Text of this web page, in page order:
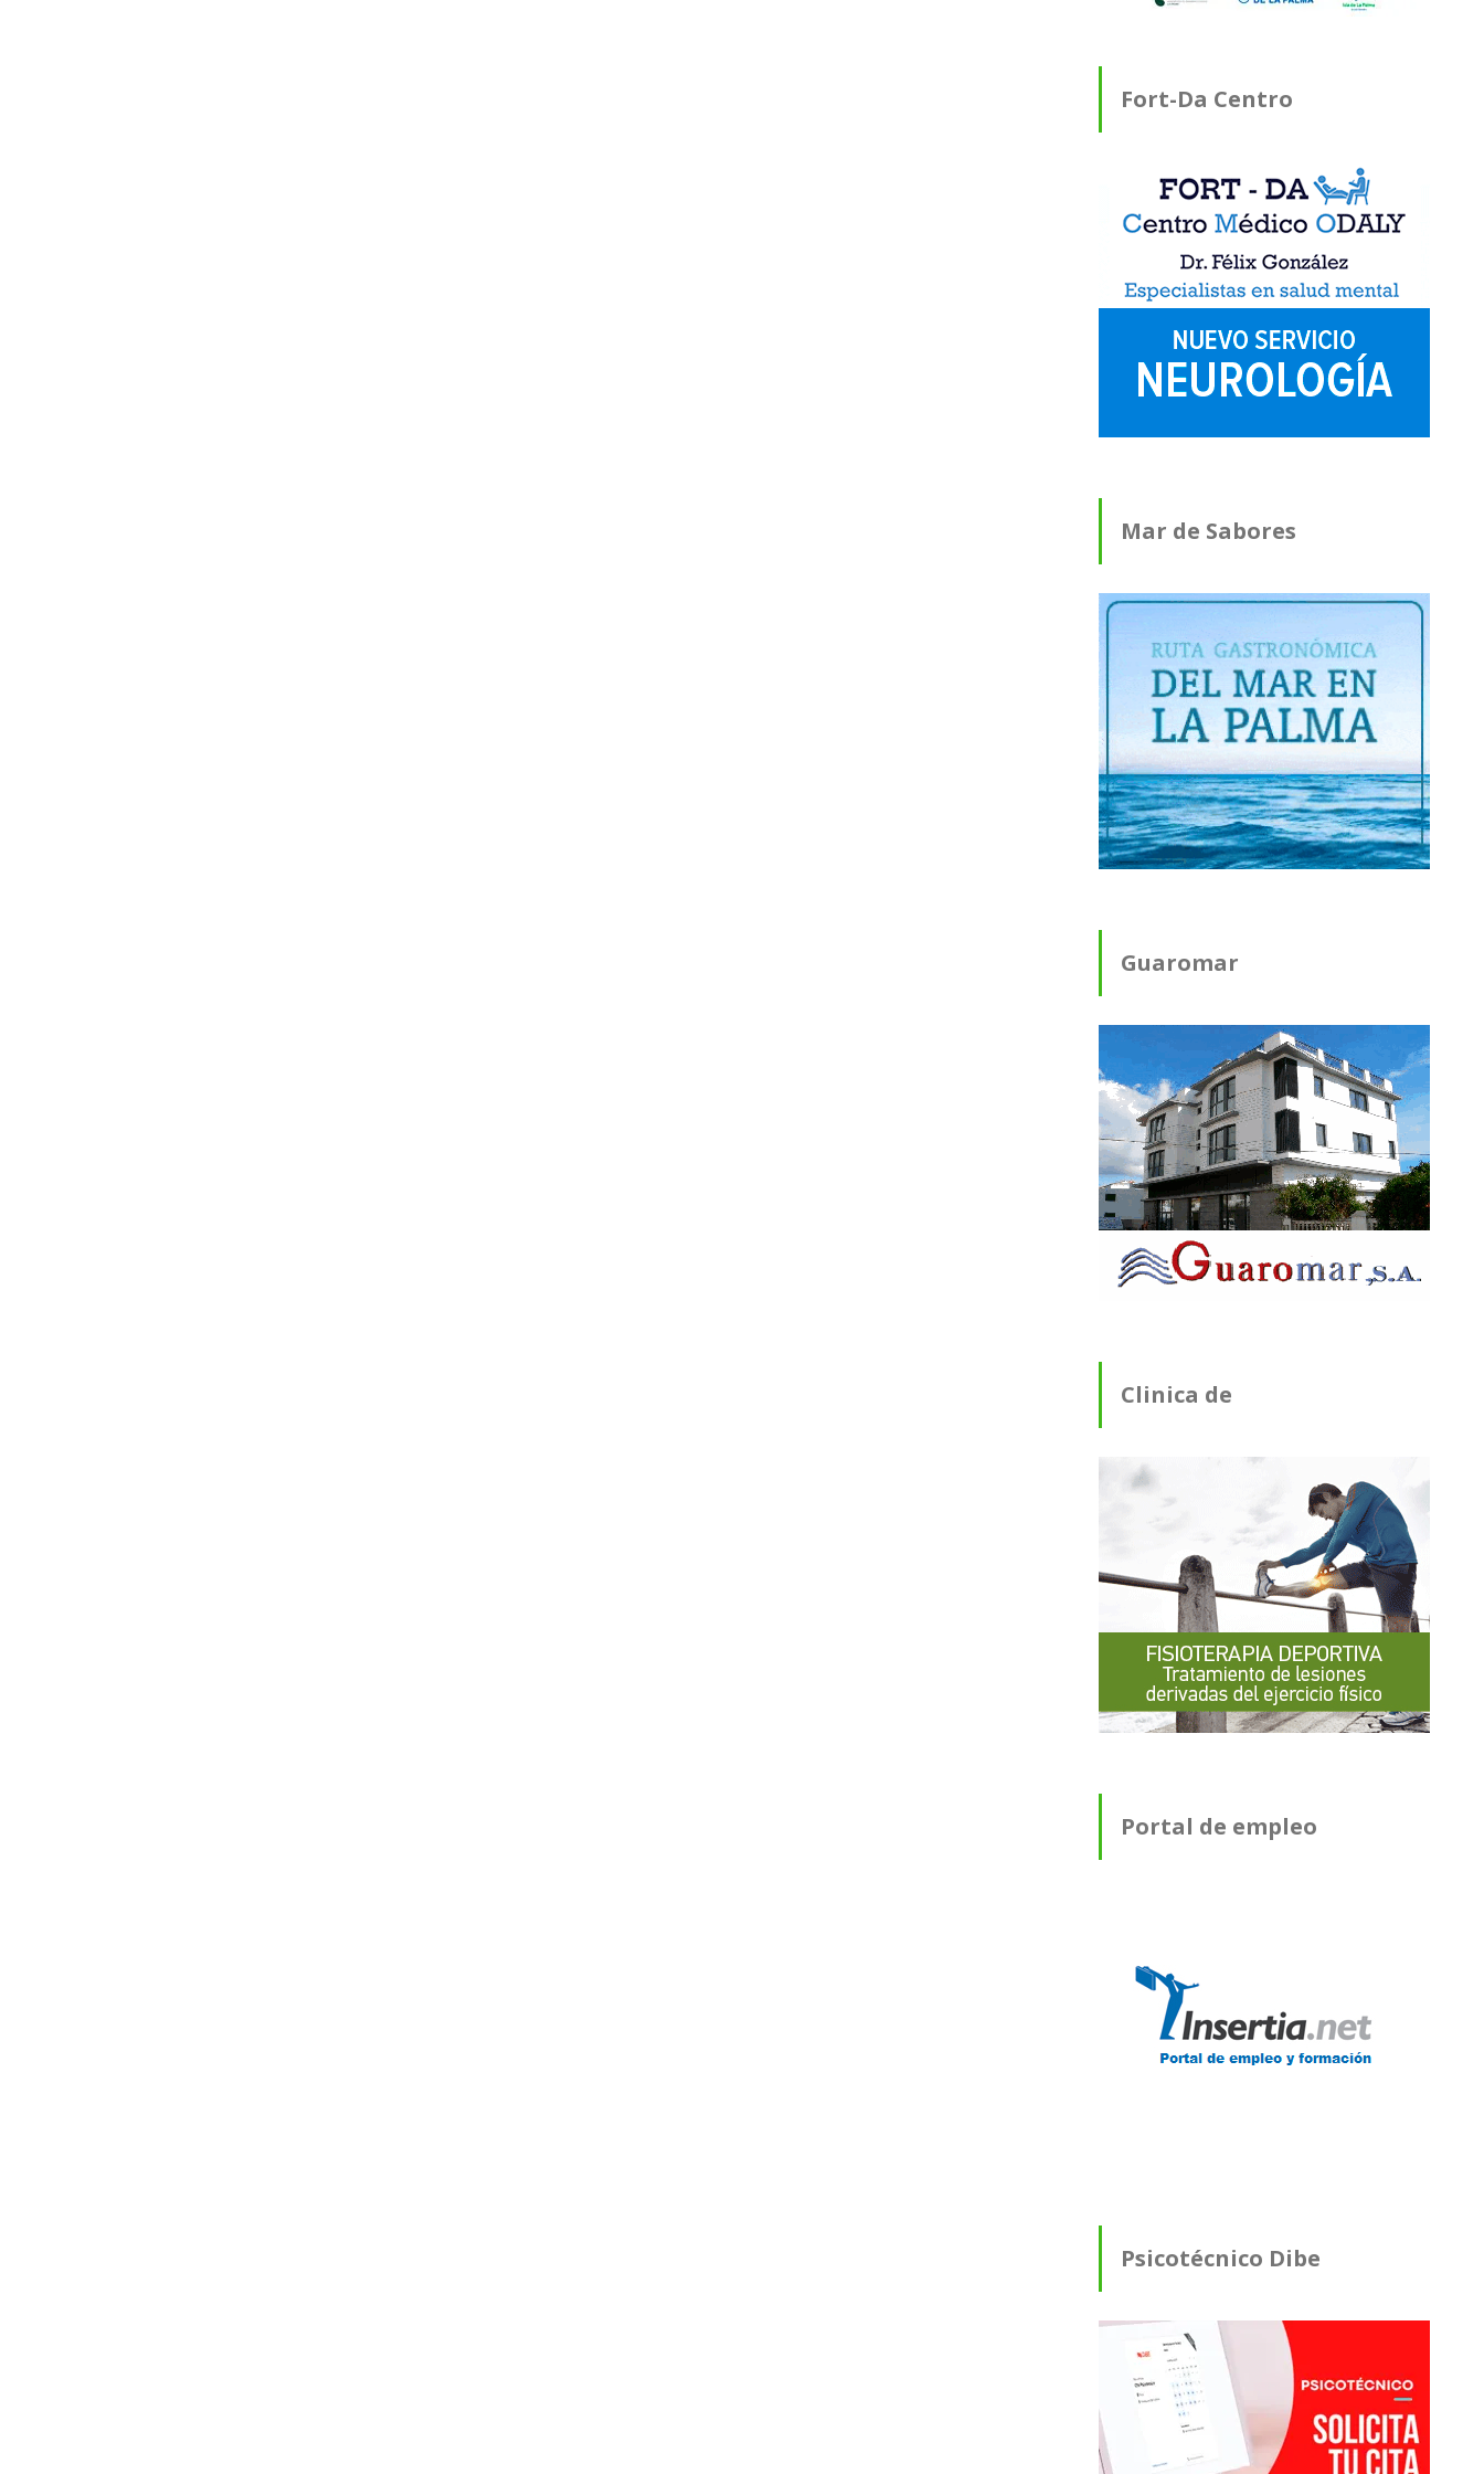
Fort-Da Centro
Mar de Sabores
Guaromar
Clinica de
Fisioterapia
Portal de empleo
Psicotécnico Dibe